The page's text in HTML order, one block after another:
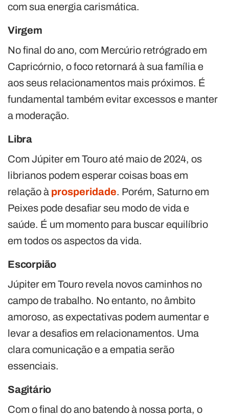
com sua energia carismática.
Virgem
No final do ano, com Mercúrio retrógrado em
Capricórnio, o foco retornará à sua família e
aos seus relacionamentos mais próximos. É
fundamental também evitar excessos e manter
a moderação.
Libra
Com Júpiter em Touro até maio de 2024, os
librianos podem esperar coisas boas em
relação à prosperidade. Porém, Saturno em
Peixes pode desafiar seu modo de vida e
saúde. É um momento para buscar equilíbrio
em todos os aspectos da vida.
Escorpião
Júpiter em Touro revela novos caminhos no
campo de trabalho. No entanto, no âmbito
amoroso, as expectativas podem aumentar e
levar a desafios em relacionamentos. Uma
clara comunicação e a empatia serão
essenciais.
Sagitário
Com o final do ano batendo à nossa porta, o